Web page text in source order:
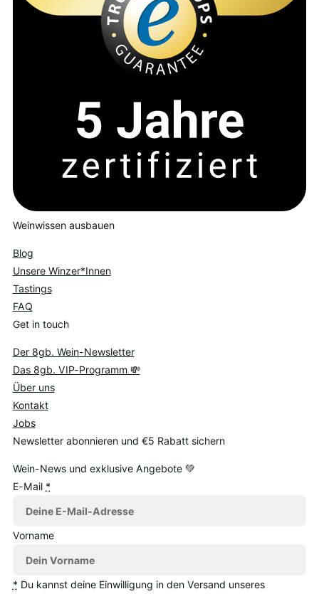
Weinwissen ausbauen
Blog
Unsere Winzer*Innen
Tastings
FAQ
Get in touch
Der 8gb. Wein-Newsletter
Das 8gb. VIP-Programm 💸
Über uns
Kontakt
Jobs
Newsletter abonnieren und €5 Rabatt sichern
Wein-News und exklusive Angebote 💚
E-Mail *
Vorname
* Du kannst deine Einwilligung in den Versand unseres